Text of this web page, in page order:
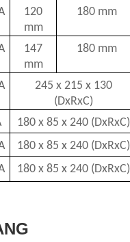
120
mm
180 mm
147
mm
180 mm
245 x 215 x 130
(DxRxC)
180 x 85 x 240 (DxRxC)
180 x 85 x 240 (DxRxC)
180 x 85 x 240 (DxRxC)